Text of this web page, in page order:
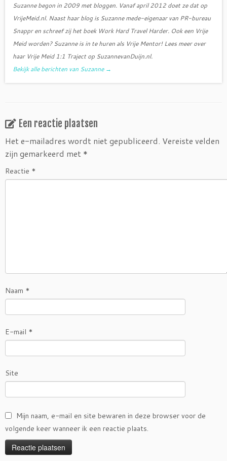
Suzanne begon in 2009 met bloggen. Vanaf april 2012 doet ze dat op
VrijeMeid.nl. Naast haar blog is Suzanne mede-eigenaar van PR-bureau
Snappr en schreef zij het boek Work Hard Travel Harder. Ook een Vrije
Meid worden? Suzanne is in te huren als Vrije Mentor! Lees meer over
haar Vrije Meid 1:1 Traject op SuzannevanDuijn.nl.
Bekijk alle berichten van Suzanne →
Een reactie plaatsen
Het e-mailadres wordt niet gepubliceerd. Vereiste velden
zijn gemarkeerd met *
Reactie *
Naam *
E-mail *
Site
Mijn naam, e-mail en site bewaren in deze browser voor de
volgende keer wanneer ik een reactie plaats.